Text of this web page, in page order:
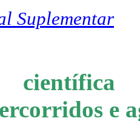
Suplementar
e